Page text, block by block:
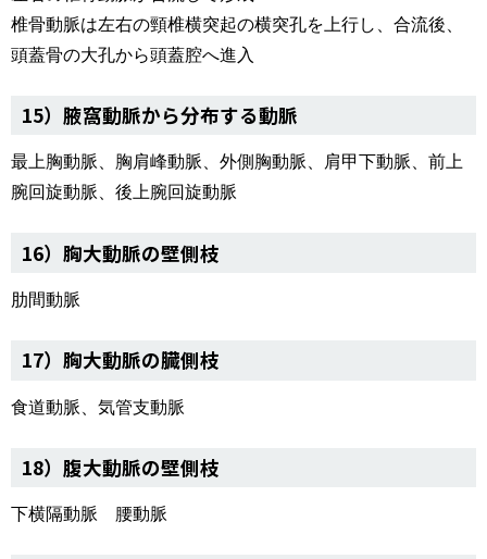
椎骨動脈は左右の頸椎横突起の横突孔を上行し、合流後、
頭蓋骨の大孔から頭蓋腔へ進入
15）腋窩動脈から分布する動脈
最上胸動脈、胸肩峰動脈、外側胸動脈、肩甲下動脈、前上
腕回旋動脈、後上腕回旋動脈
16）胸大動脈の壁側枝
肋間動脈
17）胸大動脈の臓側枝
食道動脈、気管支動脈
18）腹大動脈の壁側枝
下横隔動脈 腰動脈